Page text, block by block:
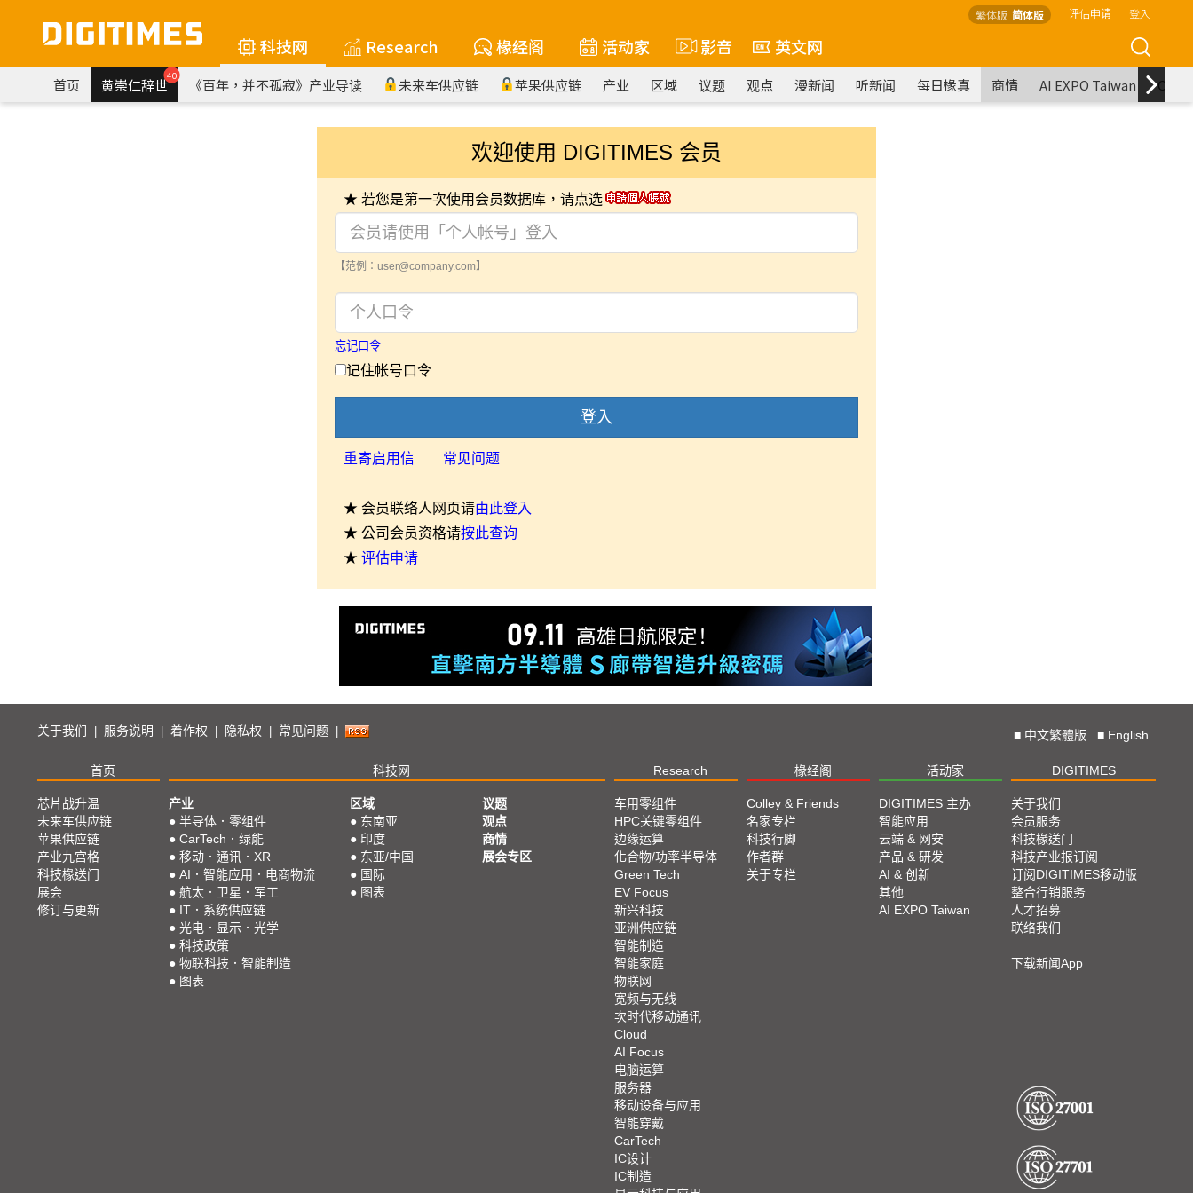
繁体版 简体版 评估申请 登入
科技网 Research 椽经阁 活动家 影音 英文网
首页 黄崇仁辞世40 《百年，并不孤寂》产业导读 未来车供应链 苹果供应链 产业 区域 议题 观点 漫新闻 听新闻 每日椽真 商情 AI EXPO Taiwan
欢迎使用 DIGITIMES 会员
★ 若您是第一次使用会员数据库，请点选
【范例：user@company.com】
忘记口令
记住帐号口令
登入
重寄启用信 常见问题
★ 会员联络人网页请由此登入
★ 公司会员资格请按此查询
★ 评估申请
关于我们 服务说明 着作权 隐私权 常见问题 ■ 中文繁體版 ■ English
首页 科技网 Research 椽经阁 活动家 DIGITIMES
芯片战升温
未来车供应链
苹果供应链
产业九宫格
科技椽送门
展会
修订与更新
产业
● 半导体．零组件
● CarTech．绿能
● 移动．通讯．XR
● AI．智能应用．电商物流
● 航太．卫星．军工
● IT．系统供应链
● 光电．显示．光学
● 科技政策
● 物联科技．智能制造
● 图表
区域
● 东南亚
● 印度
● 东亚/中国
● 国际
● 图表
议题
观点
商情
展会专区
车用零组件
HPC关键零组件
边缘运算
化合物/功率半导体
Green Tech
EV Focus
新兴科技
亚洲供应链
智能制造
智能家庭
物联网
宽频与无线
次时代移动通讯
Cloud
AI Focus
电脑运算
服务器
移动设备与应用
智能穿戴
CarTech
IC设计
IC制造
Colley & Friends
名家专栏
科技行脚
作者群
关于专栏
DIGITIMES 主办
智能应用
云端 & 网安
产品 & 研发
AI & 创新
其他
AI EXPO Taiwan
关于我们
会员服务
科技椽送门
科技产业报订阅
订阅DIGITIMES移动版
整合行销服务
人才招募
联络我们
下载新闻App